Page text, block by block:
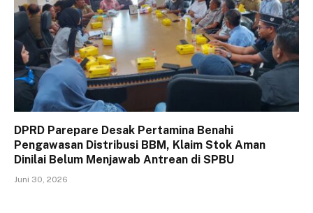
DPRD Parepare Desak Pertamina Benahi
Pengawasan Distribusi BBM, Klaim Stok Aman
Dinilai Belum Menjawab Antrean di SPBU
Juni 30, 2026